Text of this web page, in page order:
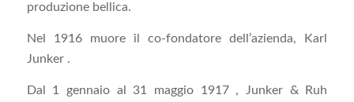
produzione bellica.
Nel 1916 muore il co-fondatore dell’azienda, Karl
Junker .
Dal 1 gennaio al 31 maggio 1917 , Junker & Ruh